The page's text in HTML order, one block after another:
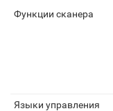
Функции сканера
Языки управления